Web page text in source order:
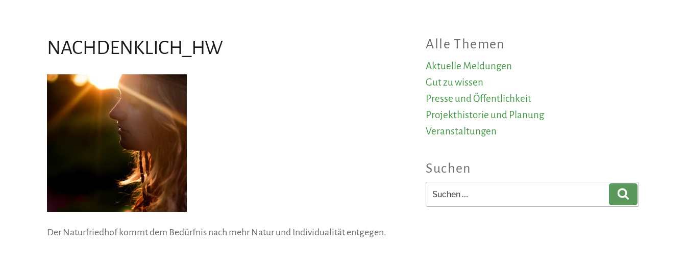
NACHDENKLICH_HW
Der Naturfriedhof kommt dem Bedürfnis nach mehr Natur und Individualität entgegen.
Alle Themen
Aktuelle Meldungen
Gut zu wissen
Presse und Öffentlichkeit
Projekthistorie und Planung
Veranstaltungen
Suchen
nach: